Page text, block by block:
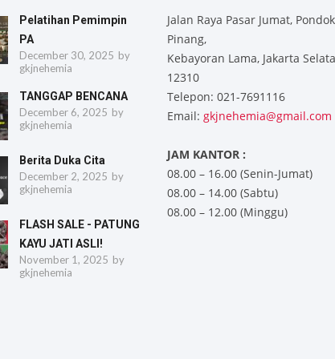
Pelatihan Pemimpin
PA
December 30, 2025 by
gkjnehemia
TANGGAP BENCANA
December 6, 2025 by
gkjnehemia
Berita Duka Cita
December 2, 2025 by
gkjnehemia
FLASH SALE - PATUNG
KAYU JATI ASLI!
November 1, 2025 by
gkjnehemia
Jalan Raya Pasar Jumat, Pondok
Pinang,
Kebayoran Lama, Jakarta
12310
Telepon: 021-7691116
Email: gkjnehemia@gmail.com
JAM KANTOR :
08.00 – 16.00 (Senin-Jumat)
08.00 – 14.00 (Sabtu)
08.00 – 12.00 (Minggu)